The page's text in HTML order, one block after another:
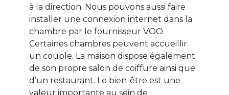
à la direction. Nous pouvons aussi faire
installer une connexion internet dans la
chambre par le fournisseur VOO.
Certaines chambres peuvent accueillir
un couple. La maison dispose également
de son propre salon de coiffure ainsi que
d’un restaurant. Le bien-être est une
valeur importante au sein de